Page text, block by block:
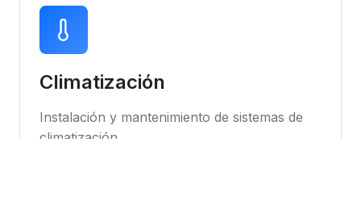
Climatización
Instalación y mantenimiento de sistemas de
climatización